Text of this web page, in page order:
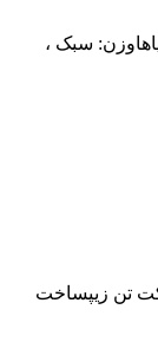
سبک ،
تن زیپساخت